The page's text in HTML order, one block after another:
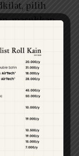
pilih
masukkan
mengurus
pengerjaan